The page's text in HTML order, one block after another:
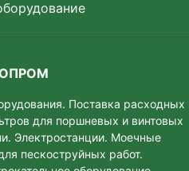
Поставка расходных
для поршневых и винтовых
Электростанции. Моeчные
пескоструйных работ.